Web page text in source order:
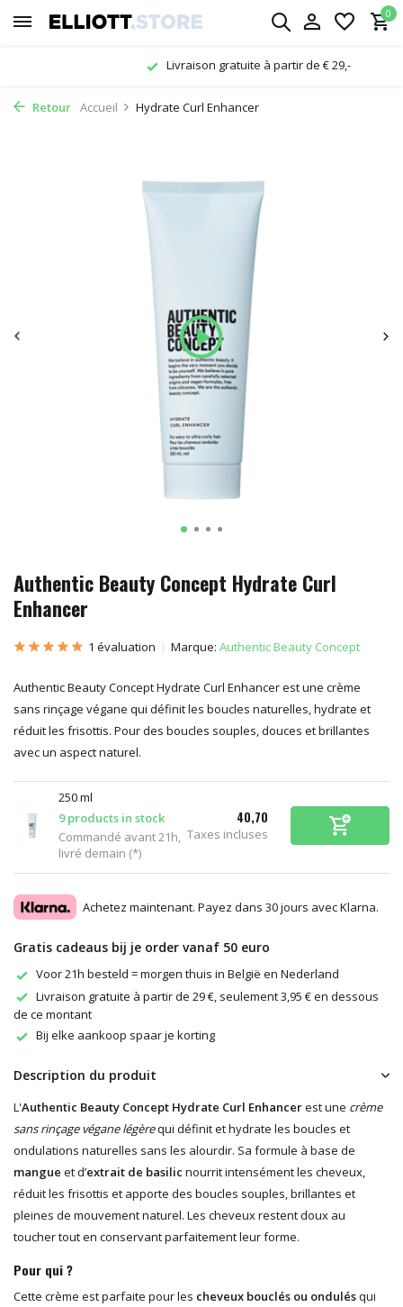
0
Livraison gratuite à partir de € 29,-
Retour Accueil Hydrate Curl Enhancer
Authentic Beauty Concept Hydrate Curl
Enhancer
1 évaluation Marque: Authentic Beauty Concept
Authentic Beauty Concept Hydrate Curl Enhancer est une crème
sans rinçage végane qui définit les boucles naturelles, hydrate et
réduit les frisottis. Pour des boucles souples, douces et brillantes
avec un aspect naturel.
250 ml
9 products in stock
Commandé avant 21h,
livré demain (*)
40,70
Taxes incluses
Achetez maintenant. Payez dans 30 jours avec Klarna.
Gratis cadeaus bij je order vanaf 50 euro
Voor 21h besteld = morgen thuis in België en Nederland
Livraison gratuite à partir de 29 €, seulement 3,95 € en dessous
de ce montant
Bij elke aankoop spaar je korting
Description du produit
L'Authentic Beauty Concept Hydrate Curl Enhancerest une crème
sans rinçage végane légèrequi définit et hydrate les boucles et
ondulations naturelles sans les alourdir. Sa formule à base de
mangue et d’extrait de basilic nourrit intensément les cheveux,
réduit les frisottis et apporte des boucles souples, brillantes et
pleines de mouvement naturel. Les cheveux restent doux au
toucher tout en conservant parfaitement leur forme.
Pour qui ?
Cette crème est parfaite pour les cheveux bouclés ou ondulésqui